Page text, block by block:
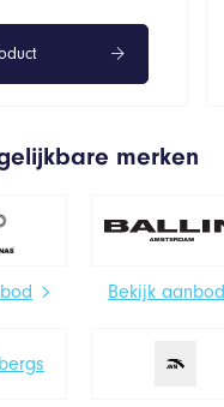
merken
Bekijk aanbod